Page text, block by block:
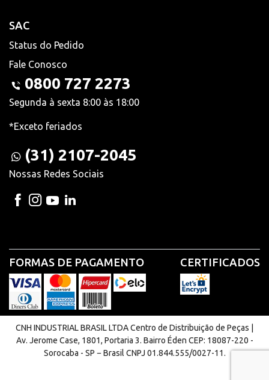
SAC
Status do Pedido
Fale Conosco
0800 727 2273
Segunda à sexta 8:00 às 18:00
*Exceto feriados
(31) 2107-2045
Nossas Redes Sociais
FORMAS DE PAGAMENTO CERTIFICADOS
CNH INDUSTRIAL BRASIL LTDA Centro de Distribuição de Peças |
Av. Jerome Case, 1801, Portaria 3. Bairro Éden CEP: 18087-220 -
Sorocaba - SP − Brasil CNPJ 01.844.555/0027-11.